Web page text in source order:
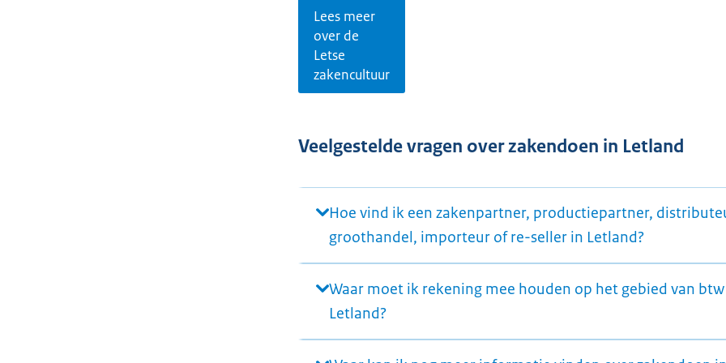
Lees meer
over de
Letse
zakencultuur
Veelgestelde vragen over zakendoen in Letland
Hoe vind ik een zakenpartner, productiepartner,
groothandel, importeur of re-seller in Letland?
Waar moet ik rekening mee houden op het gebied van
Letland?